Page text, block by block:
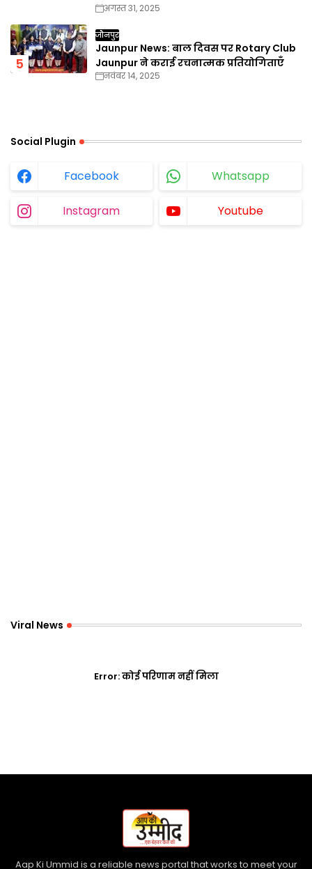
अगस्त 31, 2025
जौनपुर
Jaunpur News: बाल दिवस पर Rotary Club
Jaunpur ने कराई रचनात्मक प्रतियोगिताएँ
नवंबर 14, 2025
Social Plugin
Facebook Whatsapp
Instagram Youtube
Viral News
Error:कोई परिणाम नहीं मिला
Aap Ki Ummid is a reliable news portal that works to meet your